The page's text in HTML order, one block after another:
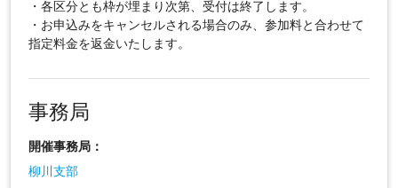
・各区分とも枠が埋まり次第、受付は終了します。
・お申込みをキャンセルされる場合のみ、参加料と合わせて
指定料金を返金いたします。
事務局
開催事務局：
柳川支部